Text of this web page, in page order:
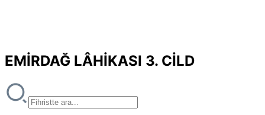
EMİRDAĞ LÂHİKASI 3. CİLD